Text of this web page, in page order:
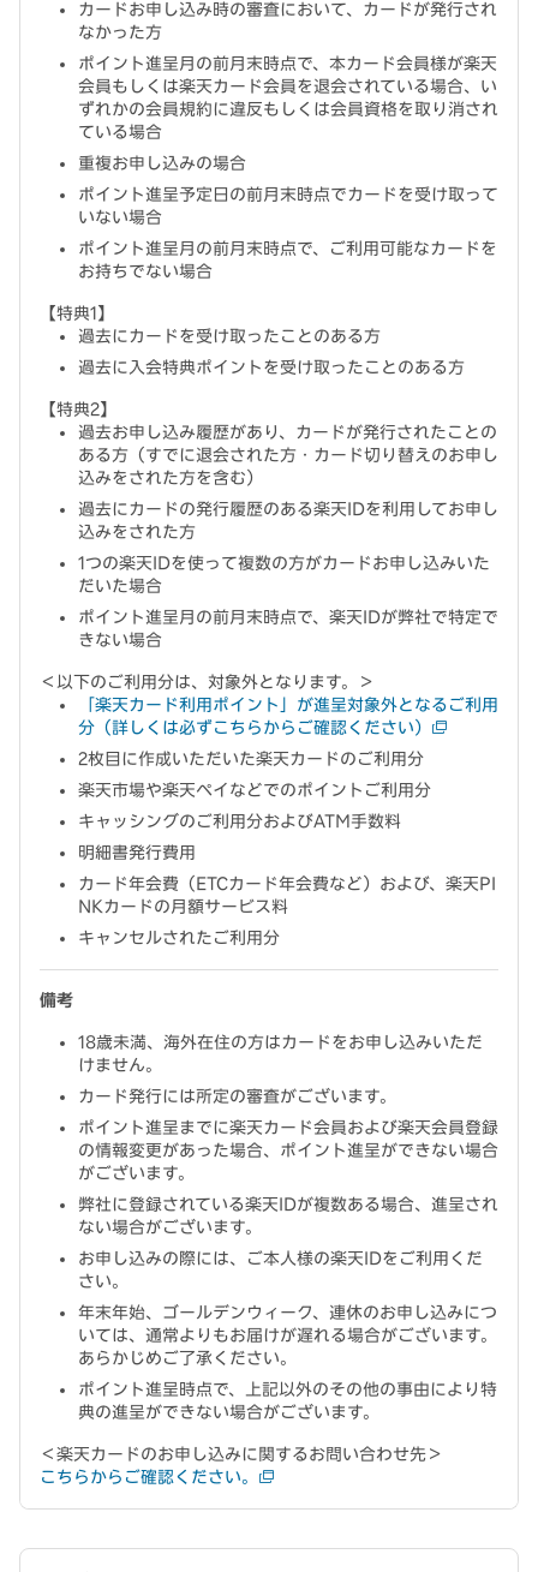
カードお申し込み時の審査において、カードが発行され
なかった方
ポイント進呈月の前月末時点で、本カード会員様が楽天
会員もしくは楽天カード会員を退会されている場合、い
ずれかの会員規約に違反もしくは会員資格を取り消され
ている場合
重複お申し込みの場合
ポイント進呈予定日の前月末時点でカードを受け取って
いない場合
ポイント進呈月の前月末時点で、ご利用可能なカードを
お持ちでない場合
【特典1】
過去にカードを受け取ったことのある方
過去に入会特典ポイントを受け取ったことのある方
【特典2】
過去お申し込み履歴があり、カードが発行されたことの
ある方（すでに退会された方・カード切り替えのお申し
込みをされた方を含む）
過去にカードの発行履歴のある楽天IDを利用してお申し
込みをされた方
1つの楽天IDを使って複数の方がカードお申し込みいた
だいた場合
ポイント進呈月の前月末時点で、楽天IDが弊社で特定で
きない場合
＜以下のご利用分は、対象外となります。＞
「楽天カード利用ポイント」が進呈対象外となるご利用
分（詳しくは必ずこちらからご確認ください）
2枚目に作成いただいた楽天カードのご利用分
楽天市場や楽天ペイなどでのポイントご利用分
キャッシングのご利用分およびATM手数料
明細書発行費用
カード年会費（ETCカード年会費など）および、楽天PI
NKカードの月額サービス料
キャンセルされたご利用分
備考
18歳未満、海外在住の方はカードをお申し込みいただ
けません。
カード発行には所定の審査がございます。
ポイント進呈までに楽天カード会員および楽天会員登録
の情報変更があった場合、ポイント進呈ができない場合
がございます。
弊社に登録されている楽天IDが複数ある場合、進呈され
ない場合がございます。
お申し込みの際には、ご本人様の楽天IDをご利用くだ
さい。
年末年始、ゴールデンウィーク、連休のお申し込みにつ
いては、通常よりもお届けが遅れる場合がございます。
あらかじめご了承ください。
ポイント進呈時点で、上記以外のその他の事由により特
典の進呈ができない場合がございます。
＜楽天カードのお申し込みに関するお問い合わせ先＞
こちらからご確認ください。